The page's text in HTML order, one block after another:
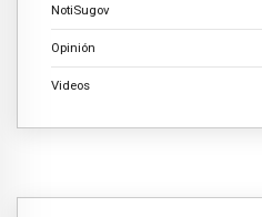
NotiSugov
Opinión
Videos